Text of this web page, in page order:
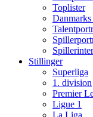
Toplister
Stillinger
Superliga
1. division
Premier
Ligue 1
La Liga